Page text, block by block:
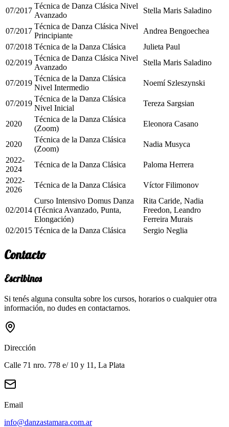
07/2017
Técnica de Danza Clásica Nivel
Avanzado
Stella Maris Saladino
07/2017
Técnica de Danza Clásica Nivel
Principiante
Andrea Bengoechea
07/2018 Técnica de la Danza Clásica
Julieta Paul
02/2019
Técnica de Danza Clásica Nivel
Avanzado
Stella Maris Saladino
07/2019
Técnica de la Danza Clásica
Nivel Intermedio
Noemí Szleszynski
07/2019
Técnica de la Danza Clásica
Nivel Inicial
Tereza Sargsian
2020
Técnica de la Danza Clásica
(Zoom)
Eleonora Casano
2020
Técnica de la Danza Clásica
(Zoom)
Nadia Musyca
2022-
2024
Técnica de la Danza Clásica
Paloma Herrera
2022-
2026
Técnica de la Danza Clásica Víctor Filimonov
02/2014
Curso Intensivo Domus Danza
(Técnica Avanzado, Punta,
Elongación)
Rita Caride, Nadia
Freedon, Leandro
Ferreira Murais
02/2015 Técnica de la Danza Clásica Sergio Neglia
Contacto
Escribinos
Si tenés alguna consulta sobre los cursos, horarios o cualquier otra
información, no dudes en contactarnos.
Dirección
Calle 71 nro. 778 e/ 10 y 11, La Plata
Email
info@danzastamara.com.ar